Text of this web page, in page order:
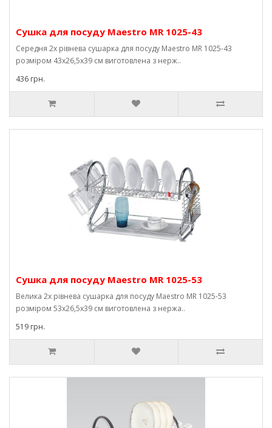
Сушка для посуду Maestro MR 1025-43
Середня 2х рівнева сушарка для посуду Maestro MR 1025-43
розміром 43х26,5х39 см виготовлена ​​з нерж..
436 грн.
Сушка для посуду Maestro MR 1025-53
Велика 2х рівнева сушарка для посуду Maestro MR 1025-53
розміром 53х26,5х39 см виготовлена ​​з нержа..
519 грн.